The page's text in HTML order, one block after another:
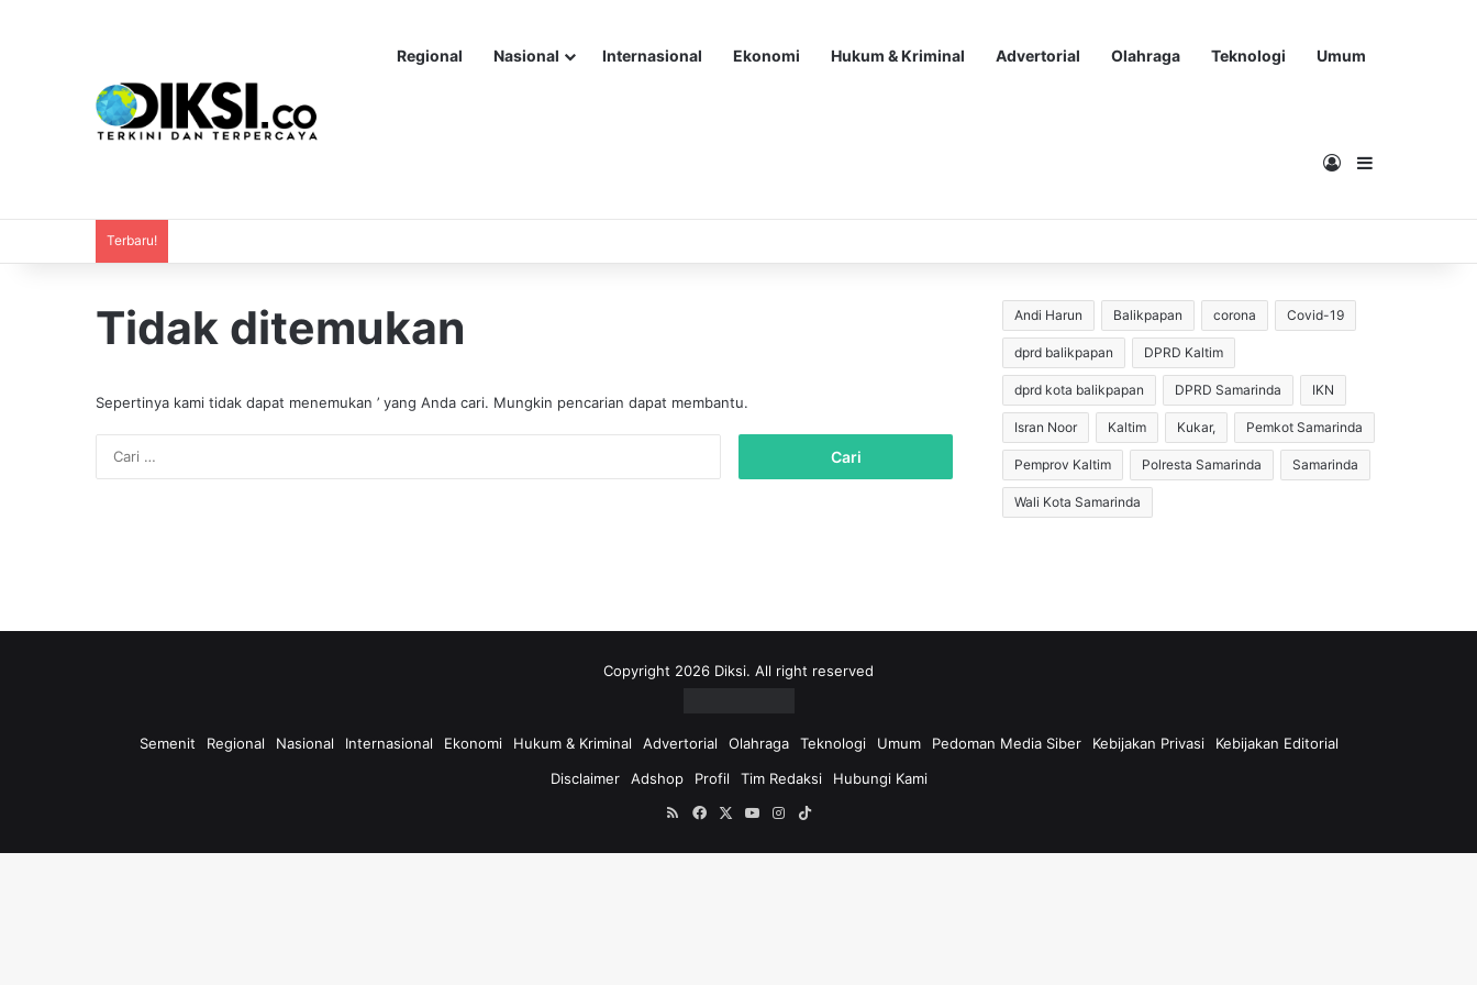
Regional Nasional Internasional Ekonomi Hukum & Kriminal Advertorial Olahraga Teknologi Umum
Masuk
Terbaru!
Tidak ditemukan
Sepertinya kami tidak dapat menemukan ’ yang Anda cari. Mungkin pencarian dapat membantu.
k
Andi Harun Balikpapan corona Covid-19
dprd balikpapan DPRD Kaltim
dprd kota balikpapan DPRD Samarinda IKN
Isran Noor Kaltim Kukar, Pemkot Samarinda
Pemprov Kaltim Polresta Samarinda Samarinda
Wali Kota Samarinda
Copyright 2026 Diksi. All right reserved
Semenit Regional Nasional Internasional Ekonomi Hukum & Kriminal Advertorial Olahraga Teknologi Umum Pedoman Media Siber Kebijakan Privasi
Kebijakan Editorial
Disclaimer
Adshop Profil Tim Redaksi
Hubungi Kami
RSSFacebookYouTubeInstagram
TikTok